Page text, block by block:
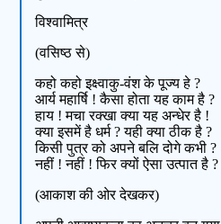
विश्वामित्र
(वसिष्ठ से)
कहो कहो इक्ष्वाकु-वंश के पूज्य हे ?
आर्य महार्षि ! कैसा होता यह काम है ?
हाय ! मचा रक्खा क्या यह अन्धेर है !
क्या इसमें है धर्म ? यही क्या ठीक है ?
किसी पुत्र को अपने बलि दोगे कभी ?
नहीं ! नहीं ! फिर क्यों ऐसा उत्पात है ?
(आकाश की ओर देखकर)